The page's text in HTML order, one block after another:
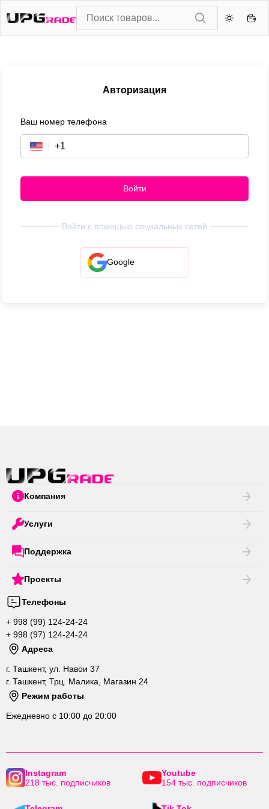
Авторизация
Ваш номер телефона
Войти
Войти с помощью социальных сетей
Google
Компания
Услуги
Поддержка
Проекты
Телефоны
+ 998 (99) 124-24-24
+ 998 (97) 124-24-24
Адреса
г. Ташкент, ул. Навои 37
г. Ташкент, Трц. Малика, Магазин 24
Режим работы
Ежедневно с 10:00 до 20:00
Instagram
218 тыс. подписчиков
Youtube
154 тыс. подписчиков